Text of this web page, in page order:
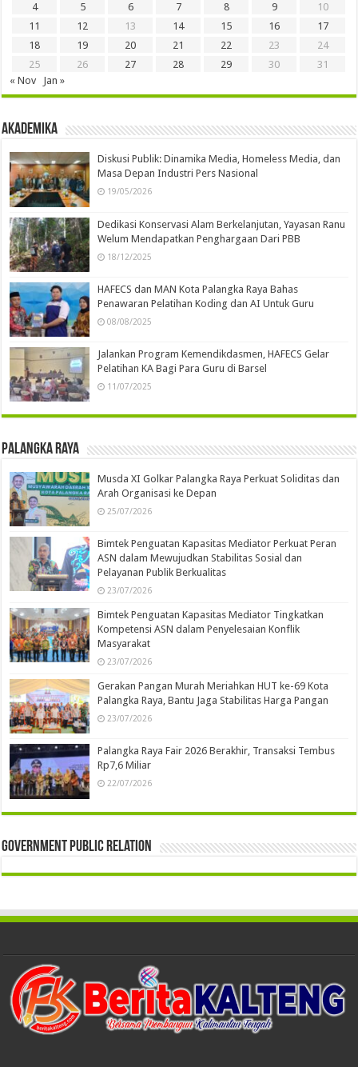
4
5 6 7 8 9
10
11
12 13 14 15 16
17
18
19 20 21 22 23
24
25
26 27 28 29 30
31
« Nov
Jan »
Akademika
Diskusi Publik: Dinamika Media, Homeless Media, dan
Masa Depan Industri Pers Nasional
19/05/2026
Dedikasi Konservasi Alam Berkelanjutan, Yayasan Ranu
Welum Mendapatkan Penghargaan Dari PBB
18/12/2025
HAFECS dan MAN Kota Palangka Raya Bahas
Penawaran Pelatihan Koding dan AI Untuk Guru
08/08/2025
Jalankan Program Kemendikdasmen, HAFECS Gelar
Pelatihan KA Bagi Para Guru di Barsel
11/07/2025
Palangka Raya
Musda XI Golkar Palangka Raya Perkuat Soliditas dan
Arah Organisasi ke Depan
25/07/2026
Bimtek Penguatan Kapasitas Mediator Perkuat Peran
ASN dalam Mewujudkan Stabilitas Sosial dan
Pelayanan Publik Berkualitas
23/07/2026
Bimtek Penguatan Kapasitas Mediator Tingkatkan
Kompetensi ASN dalam Penyelesaian Konflik
Masyarakat
23/07/2026
Gerakan Pangan Murah Meriahkan HUT ke-69 Kota
Palangka Raya, Bantu Jaga Stabilitas Harga Pangan
23/07/2026
Palangka Raya Fair 2026 Berakhir, Transaksi Tembus
Rp7,6 Miliar
22/07/2026
Government Public Relation